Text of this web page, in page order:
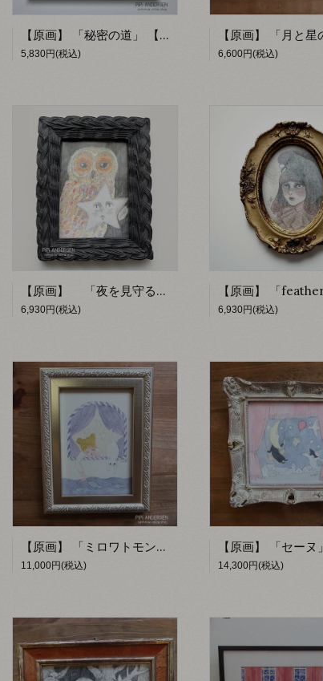
【原画】 「秘密の道」 【PiPi ANDERSEN by fumiko】
5,830円(税込) 6,600円(税込)
【原画】 「夜を見守るのは」 【PiPi ANDERSEN by fumiko】
6,930円(税込) 6,930円(税込)
【原画】 「ミロワトモン」 【PiPi ANDERSEN by fumiko】
11,000円(税込) 14,300円(税込)